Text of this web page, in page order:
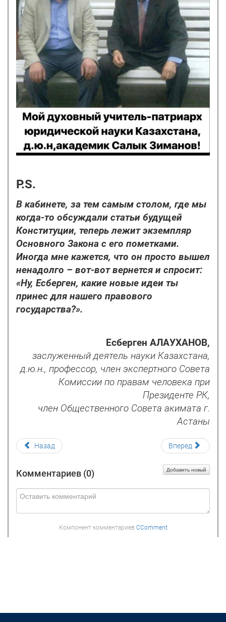
P.S.
В кабинете, за тем самым столом, где мы
когда-то обсуждали статьи будущей
Конституции, теперь лежит экземпляр
Основного Закона с его пометками.
Иногда мне кажется, что он просто вышел
ненадолго – вот-вот вернется и спросит:
«Ну, Есберген, какие новые идеи ты
принес для нашего правового
государства?».
Есберген АЛАУХАНОВ,
заслуженный деятель науки Казахстана,
д.ю.н., профессор, член экспертного Совета
Комиссии по правам человека при
Президенте РК,
член Общественного Совета акимата г.
Астаны
Назад Вперед
Комментариев (0) Добавить новый
Компонент комментариев CComment